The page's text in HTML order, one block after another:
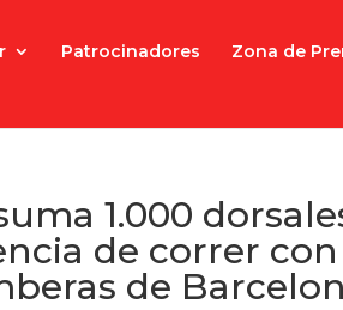
Patrocinadores Zona de
1.000
de correr con
de